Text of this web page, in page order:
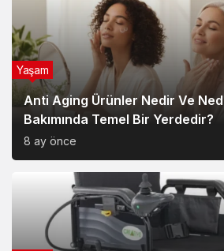
Anti Aging Ürünler Nedir Ve
Bakımında Temel Bir Yerdedir?
8 ay önce
Yaşam